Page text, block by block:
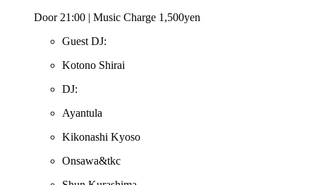
Door 21:00 | Music Charge 1,500yen
Guest DJ:
Kotono Shirai
DJ:
Ayantula
Kikonashi Kyoso
Onsawa&tkc